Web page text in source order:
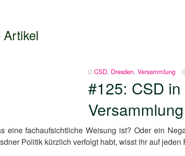
Artikel
CSD, Dresden, Versammlung
#125: CSD
eine fachaufsichtliche Weisung ist? Oder ein
Politik kürzlich verfolgt habt, wisst ihr auf